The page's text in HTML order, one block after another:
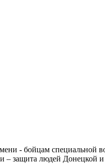
- бойцам специальной
– защита людей